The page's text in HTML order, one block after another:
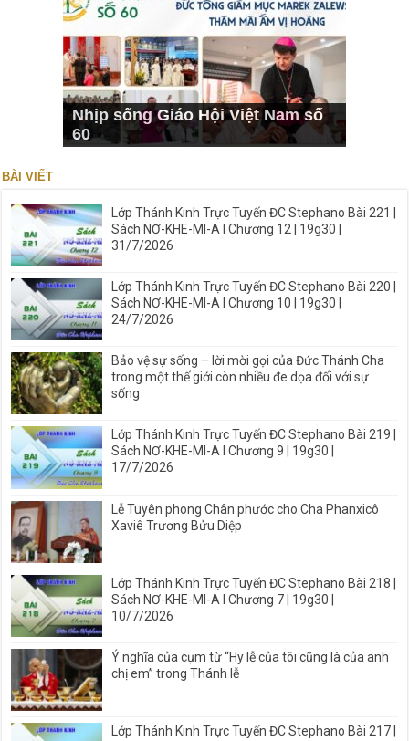
Nhịp sống Giáo Hội Việt Nam số
60
BÀI VIẾT
Lớp Thánh Kinh Trực Tuyến ĐC Stephano Bài 221 |
Sách NƠ-KHE-MI-A I Chương 12 | 19g30 |
31/7/2026
Lớp Thánh Kinh Trực Tuyến ĐC Stephano Bài 220 |
Sách NƠ-KHE-MI-A I Chương 10 | 19g30 |
24/7/2026
Bảo vệ sự sống – lời mời gọi của Đức Thánh Cha
trong một thế giới còn nhiều đe dọa đối với sự
sống
Lớp Thánh Kinh Trực Tuyến ĐC Stephano Bài 219 |
Sách NƠ-KHE-MI-A I Chương 9 | 19g30 |
17/7/2026
Lễ Tuyên phong Chân phước cho Cha Phanxicô
Xaviê Trương Bửu Diệp
Lớp Thánh Kinh Trực Tuyến ĐC Stephano Bài 218 |
Sách NƠ-KHE-MI-A I Chương 7 | 19g30 |
10/7/2026
Ý nghĩa của cụm từ “Hy lễ của tôi cũng là của anh
chị em” trong Thánh lễ
Lớp Thánh Kinh Trực Tuyến ĐC Stephano Bài 217 |